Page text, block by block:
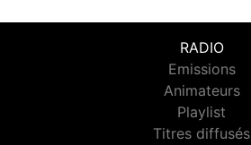
RADIO
Emissions
Animateurs
Playlist
Titres diffusés